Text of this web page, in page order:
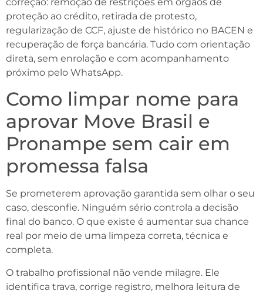
proteção ao crédito, retirada de protesto,
regularização de CCF, ajuste de histórico no BACEN e
recuperação de força bancária. Tudo com orientação
direta, sem enrolação e com acompanhamento
próximo pelo WhatsApp.
Como limpar nome para
aprovar Move Brasil e
Pronampe sem cair em
promessa falsa
Se prometerem aprovação garantida sem olhar o seu
caso, desconfie. Ninguém sério controla a decisão
final do banco. O que existe é aumentar sua chance
real por meio de uma limpeza correta, técnica e
completa.
O trabalho profissional não vende milagre. Ele
identifica trava, corrige registro, melhora leitura de